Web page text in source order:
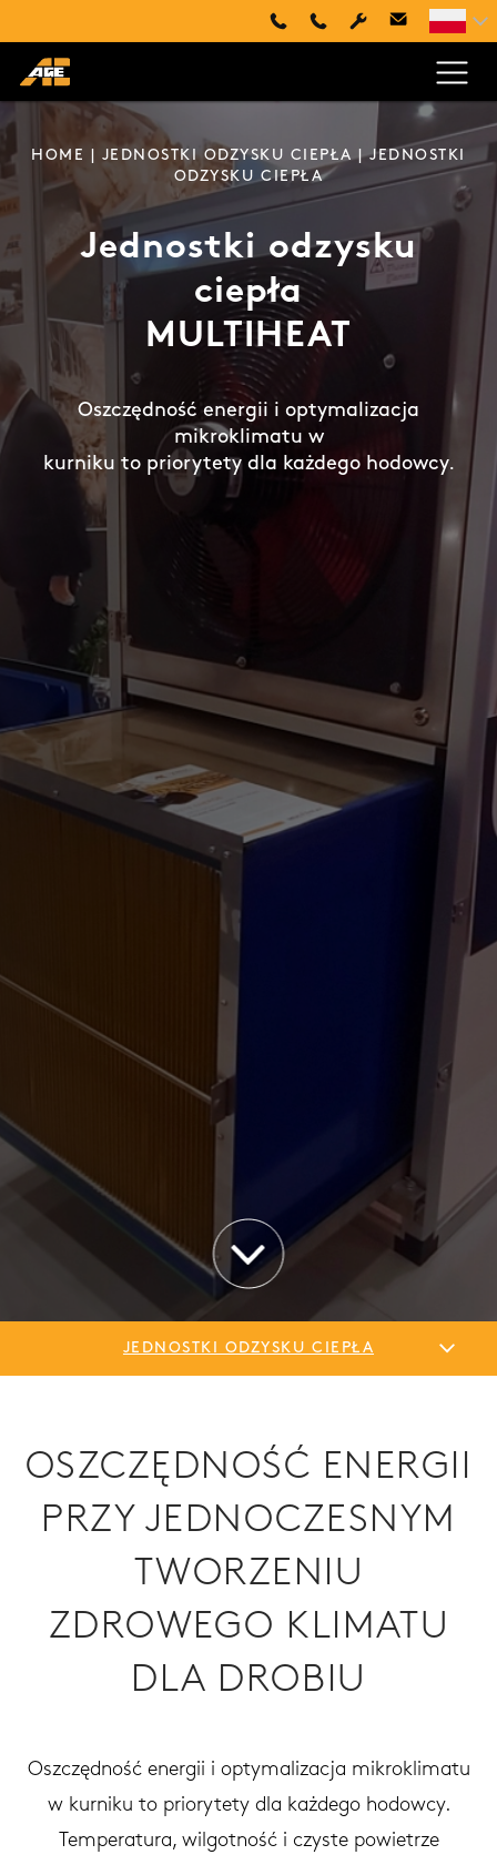
HOME JEDNOSTKI ODZYSKU CIEPŁA| JEDNOSTKI
ODZYSKU CIEPŁA
Jednostki odzysku
ciepła
MULTIHEAT
Oszczędność energii i optymalizacja
mikroklimatu w
kurniku to priorytety dla każdego hodowcy.
JEDNOSTKI ODZYSKU CIEPŁA
OSZCZĘDNOŚĆ ENERGII
PRZY JEDNOCZESNYM
TWORZENIU
ZDROWEGO KLIMATU
DLA DROBIU
Oszczędność energii i optymalizacja mikroklimatu
w kurniku to priorytety dla każdego hodowcy.
Temperatura, wilgotność i czyste powietrze